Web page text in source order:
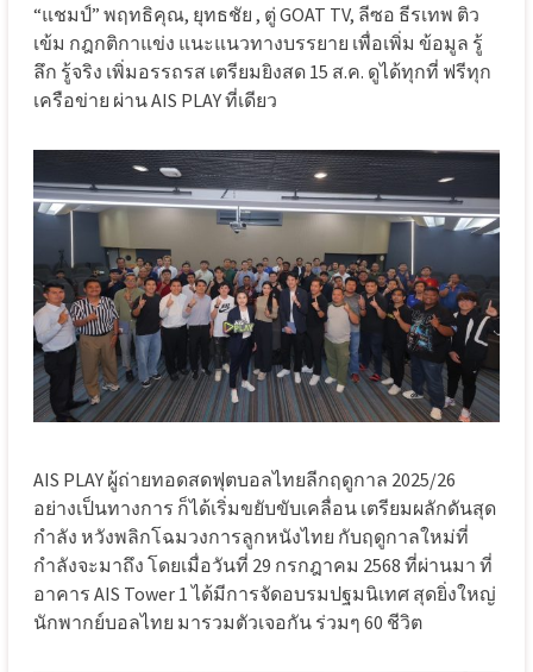
“แชมป์” พฤทธิคุณ, ยุทธชัย , ตู่ GOAT TV, ลีซอ ธีรเทพ ติว
เข้ม กฎกติกาแข่ง แนะแนวทางบรรยาย เพื่อเพิ่ม ข้อมูล รู้
ลึก รู้จริง เพิ่มอรรถรส เตรียมยิงสด 15 ส.ค. ดูได้ทุกที่ ฟรีทุก
เครือข่าย ผ่าน AIS PLAY ที่เดียว
AIS PLAY ผู้ถ่ายทอดสดฟุตบอลไทยลีกฤดูกาล 2025/26
อย่างเป็นทางการ ก็ได้เริ่มขยับขับเคลื่อน เตรียมผลักดันสุด
กำลัง หวังพลิกโฉมวงการลูกหนังไทย กับฤดูกาลใหม่ที่
กำลังจะมาถึง โดยเมื่อวันที่ 29 กรกฎาคม 2568 ที่ผ่านมา ที่
อาคาร AIS Tower 1 ได้มีการจัดอบรมปฐมนิเทศ สุดยิ่งใหญ่
นักพากย์บอลไทย มารวมตัวเจอกัน ร่วมๆ 60 ชีวิต